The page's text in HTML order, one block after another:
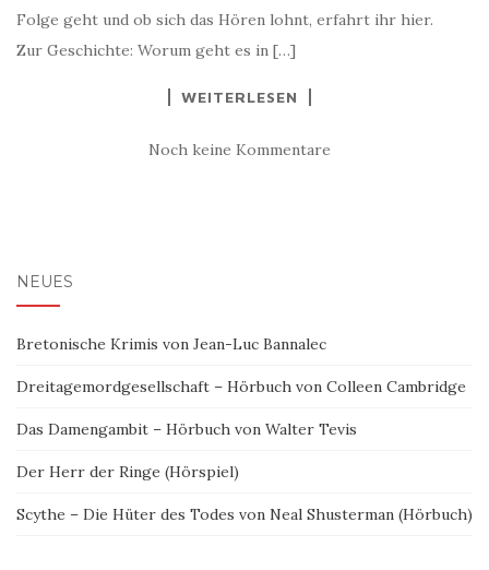
Folge geht und ob sich das Hören lohnt, erfahrt ihr hier.
Zur Geschichte: Worum geht es in […]
WEITERLESEN
Noch keine Kommentare
NEUES
Bretonische Krimis von Jean-Luc Bannalec
Dreitagemordgesellschaft – Hörbuch von Colleen Cambridge
Das Damengambit – Hörbuch von Walter Tevis
Der Herr der Ringe (Hörspiel)
Scythe – Die Hüter des Todes von Neal Shusterman (Hörbuch)